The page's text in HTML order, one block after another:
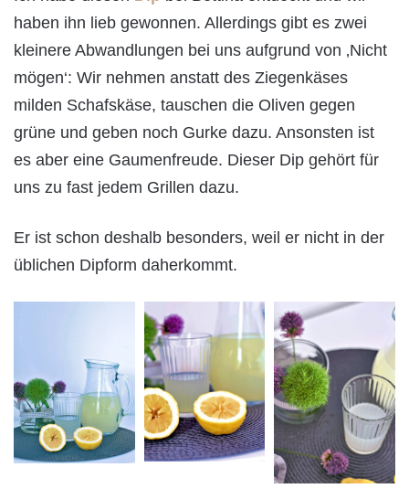
haben ihn lieb gewonnen. Allerdings gibt es zwei
kleinere Abwandlungen bei uns aufgrund von ‚Nicht
mögen‘: Wir nehmen anstatt des Ziegenkäses
milden Schafskäse, tauschen die Oliven gegen
grüne und geben noch Gurke dazu. Ansonsten ist
es aber eine Gaumenfreude. Dieser Dip gehört für
uns zu fast jedem Grillen dazu.
Er ist schon deshalb besonders, weil er nicht in der
üblichen Dipform daherkommt.